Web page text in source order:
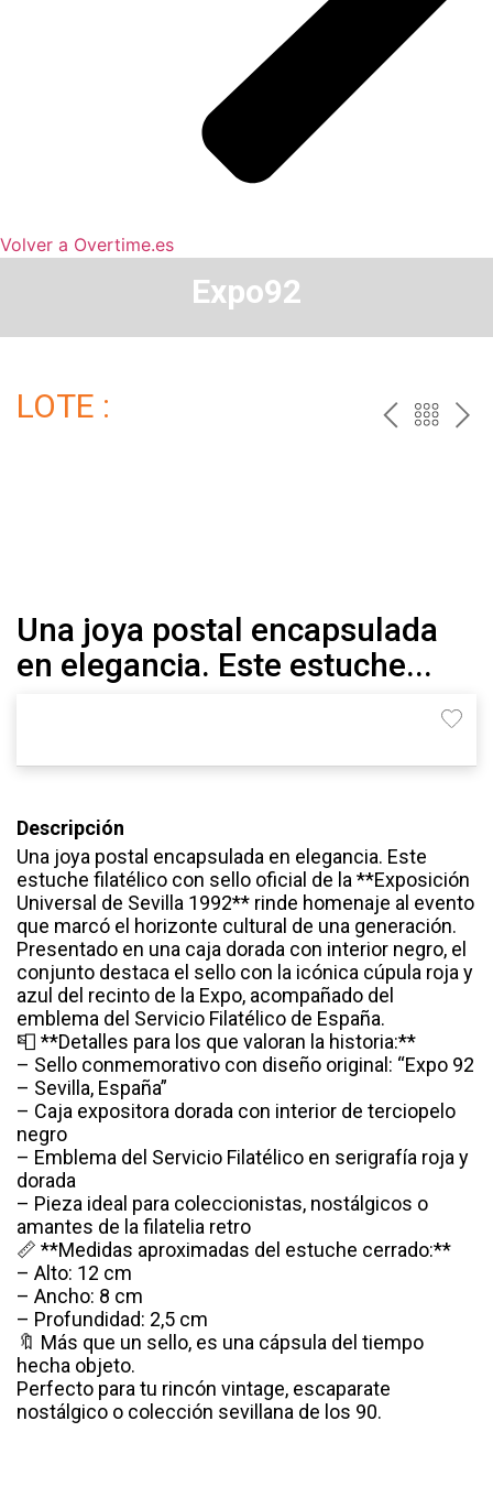
Volver a Overtime.es
Expo92
LOTE :
Una joya postal encapsulada
en elegancia. Este estuche...
Descripción
Una joya postal encapsulada en elegancia. Este
estuche filatélico con sello oficial de la **Exposición
Universal de Sevilla 1992** rinde homenaje al evento
que marcó el horizonte cultural de una generación.
Presentado en una caja dorada con interior negro, el
conjunto destaca el sello con la icónica cúpula roja y
azul del recinto de la Expo, acompañado del
emblema del Servicio Filatélico de España.
📮 **Detalles para los que valoran la historia:**
– Sello conmemorativo con diseño original: “Expo 92
– Sevilla, España”
– Caja expositora dorada con interior de terciopelo
negro
– Emblema del Servicio Filatélico en serigrafía roja y
dorada
– Pieza ideal para coleccionistas, nostálgicos o
amantes de la filatelia retro
📏 **Medidas aproximadas del estuche cerrado:**
– Alto: 12 cm
– Ancho: 8 cm
– Profundidad: 2,5 cm
🔖 Más que un sello, es una cápsula del tiempo
hecha objeto.
Perfecto para tu rincón vintage, escaparate
nostálgico o colección sevillana de los 90.